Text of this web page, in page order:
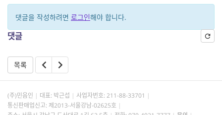
댓글을 작성하려면 로그인해야 합니다.
댓글
목록
(주)민음인 대표: 박근섭 사업자번호: 211-88-33701
통신판매업신고: 제2013-서울강남-02625호